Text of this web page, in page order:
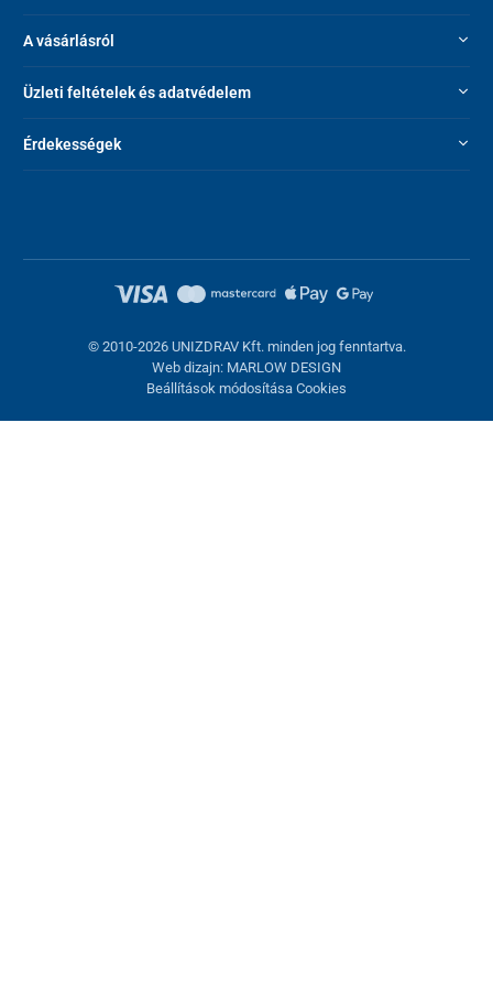
A vásárlásról
Üzleti feltételek és adatvédelem
Érdekességek
© 2010-2026 UNIZDRAV Kft. minden jog fenntartva.
Web dizajn: MARLOW DESIGN
Beállítások módosítása Cookies